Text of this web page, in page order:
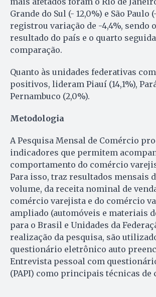
Grande do Sul (- 12,0%) e São Paulo
registrou variação de -4,4%, sendo
resultado do país e o quarto seguida
comparação.
Quanto às unidades federativas
positivos, lideram Piauí (14,1%),
Pernambuco (2,0%).
Metodologia
A Pesquisa Mensal de Comércio
indicadores que permitem
comportamento do comércio
Para isso, traz resultados mensais
volume, da receita nominal de
comércio varejista e do comércio
ampliado (automóveis e materiais
para o Brasil e Unidades da
realização da pesquisa, são
questionário eletrônico auto
Entrevista pessoal com
(PAPI) como principais técnicas de